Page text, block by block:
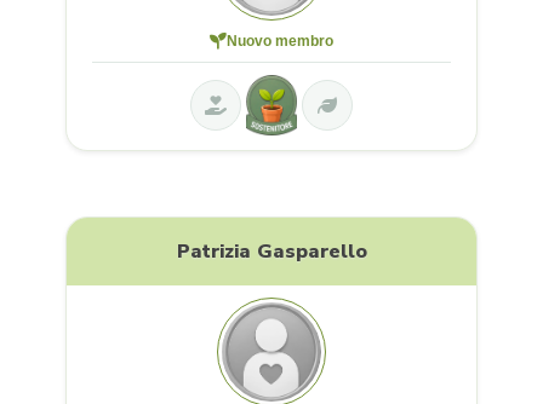
Nuovo membro
Patrizia Gasparello